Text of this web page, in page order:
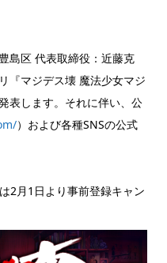
島区 代表取締役：近藤克
『マジデス壊 魔法少女マジ
表します。それに伴い、公
）および各種SNSの公式
2月1日より事前登録キャン